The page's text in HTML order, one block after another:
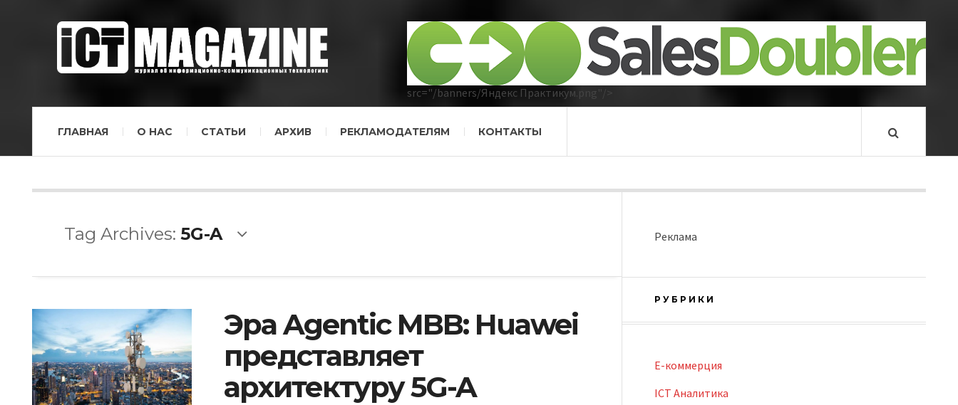
src="/banners/Яндекс Практикум.png"/>
ГЛАВНАЯ О НАС СТАТЬИ АРХИВ РЕКЛАМОДАТЕЛЯМ КОНТАКТЫ
Tag Archives: 5G-A
Эра Agentic MBB: Huawei
представляет
архитектуру 5G-A
Реклама
РУБРИКИ
E-коммерция
ICT Аналитика